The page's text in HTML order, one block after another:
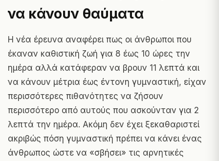
να κάνουν θαύματα
Η νέα έρευνα αναφέρει πως οι άνθρωποι που
έκαναν καθιστική ζωή για 8 έως 10 ώρες την
ημέρα αλλά κατάφεραν να βρουν 11 λεπτά και
να κάνουν μέτρια έως έντονη γυμναστική, είχαν
περισσότερες πιθανότητες να ζήσουν
περισσότερο από αυτούς που ασκούνταν για 2
λεπτά την ημέρα. Ακόμη δεν έχει ξεκαθαριστεί
ακριβώς πόση γυμναστική πρέπει να κάνει ένας
άνθρωπος ώστε να «σβήσει» τις αρνητικές